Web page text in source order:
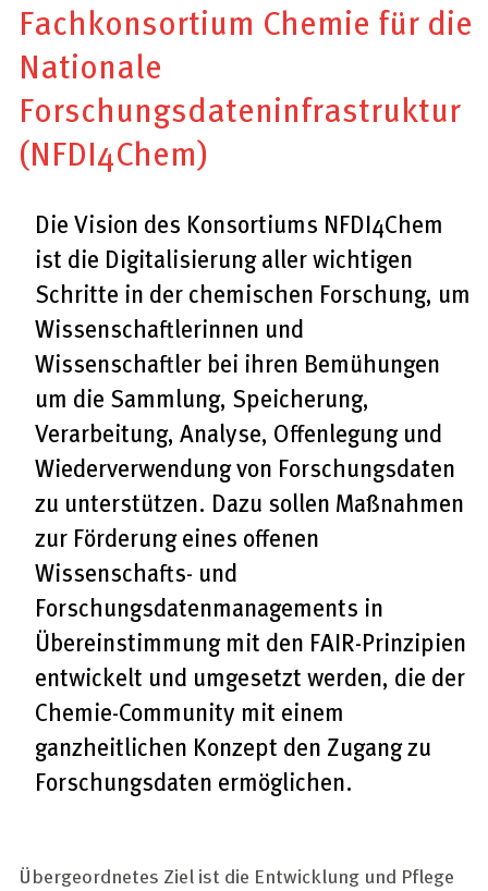
Fachkonsortium Chemie für die
Nationale
Forschungsdateninfrastruktur
(NFDI4Chem)
Die Vision des Konsortiums NFDI4Chem
ist die Digitalisierung aller wichtigen
Schritte in der chemischen Forschung, um
Wissenschaftlerinnen und
Wissenschaftler bei ihren Bemühungen
um die Sammlung, Speicherung,
Verarbeitung, Analyse, Offenlegung und
Wiederverwendung von Forschungsdaten
zu unterstützen. Dazu sollen Maßnahmen
zur Förderung eines offenen
Wissenschafts- und
Forschungsdatenmanagements in
Übereinstimmung mit den FAIR-Prinzipien
entwickelt und umgesetzt werden, die der
Chemie-Community mit einem
ganzheitlichen Konzept den Zugang zu
Forschungsdaten ermöglichen.
Übergeordnetes Ziel ist die Entwicklung und Pflege